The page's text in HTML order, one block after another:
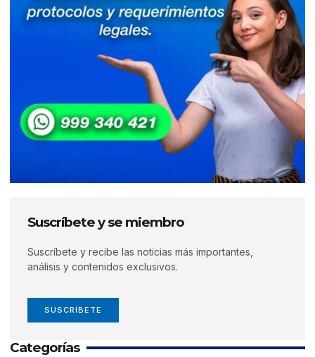
Suscríbete y se miembro
Suscríbete y recibe las noticias más importantes,
análisis y contenidos exclusivos.
SUSCRÍBETE
Categorías